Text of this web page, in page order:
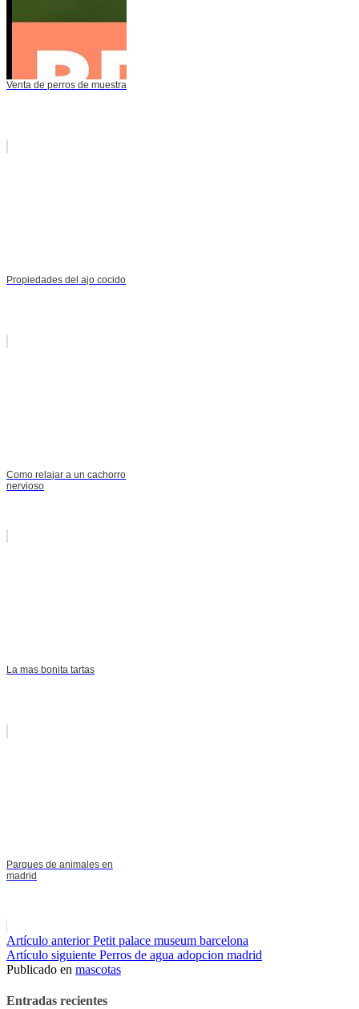
Venta de perros de muestra
Propiedades del ajo cocido
Como relajar a un cachorro
nervioso
La mas bonita tartas
Parques de animales en
madrid
Seguir
leyendo
Artículo anteriorPetit palace museum barcelona
Artículo siguiente Perros de agua adopcion madrid
Publicado en mascotas
Entradas recientes